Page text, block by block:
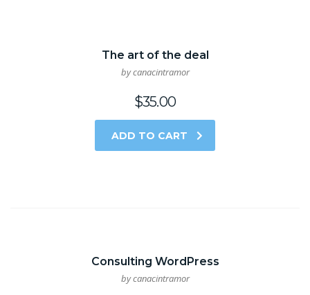
The art of the deal
by canacintramor
$35.00
ADD TO CART
Consulting WordPress
by canacintramor